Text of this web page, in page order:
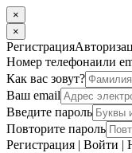
×
×
Регистрация
Номер телефонаили
Как вас зовут?
Ваш email
Введите пароль
Повторите пароль
Регистрация | Войти |